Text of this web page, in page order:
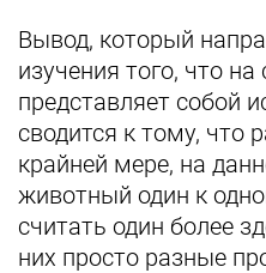
Вывод, который
изучения того, что
представляет собой
сводится к тому, что
крайней мере, на
животный один к
считать один более
них просто разные